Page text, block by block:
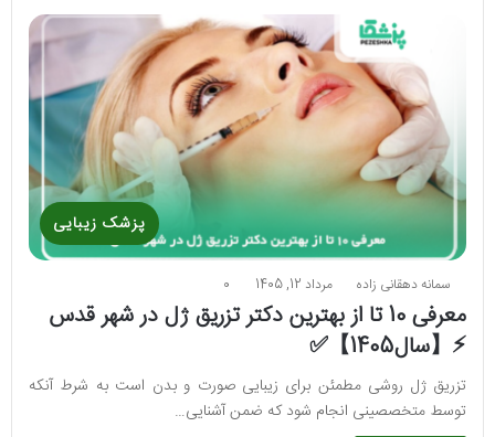
پزشک زیبایی
سمانه دهقانی زاده مرداد 12, 1405 0
معرفی 10 تا از بهترین دکتر تزریق ژل در شهر قدس
⚡️【سال1405】✅
تزریق ژل روشی مطمئن برای زیبایی صورت و بدن است به شرط آنکه
توسط متخصصینی انجام شود که ضمن آشنایی…